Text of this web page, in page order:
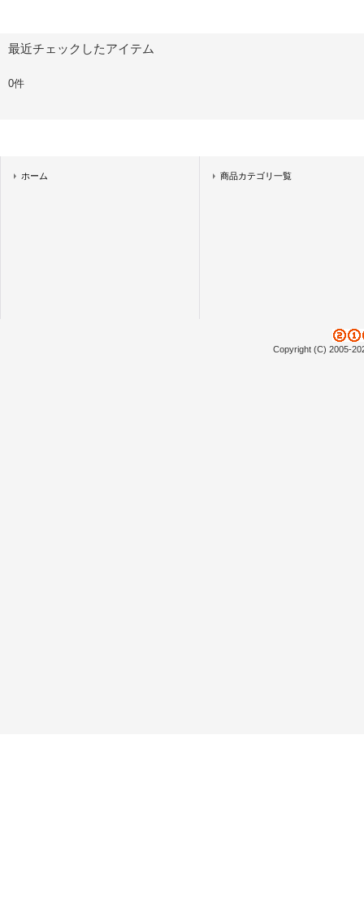
最近チェックしたアイテム
0件
ホーム 商品カテゴリ一覧
Copyright (C) 2005-